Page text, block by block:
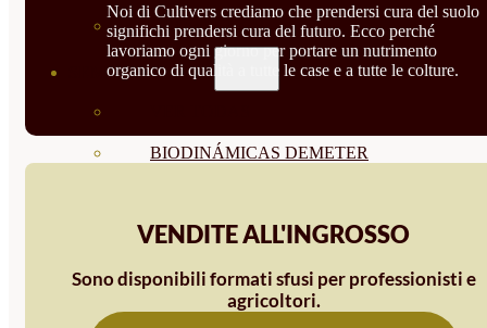
GROWPUNCH
SEMILLAS
BIODINÁMICAS DEMETER
SEMILLAS HORTALIZA DE
HOJA
SEMILLAS AROMÁTICAS
Noi di Cultivers crediamo che prendersi cura del suolo
significhi prendersi cura del futuro. Ecco perché
lavoriamo ogni giorno per portare un nutrimento
organico di qualità a tutte le case e a tutte le colture.
VENDITE ALL'INGROSSO
Sono disponibili formati sfusi per professionisti e
agricoltori.